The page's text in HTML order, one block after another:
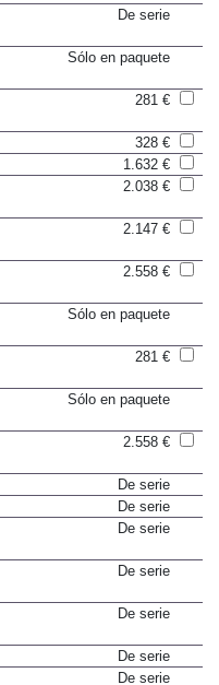
328 €
1.632 €
De serie
De serie
De serie